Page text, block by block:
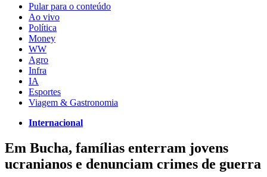
Pular para o conteúdo
Ao vivo
Política
Money
WW
Agro
Infra
IA
Esportes
Viagem & Gastronomia
Internacional
Em Bucha, famílias enterram jovens
ucranianos e denunciam crimes de guerra